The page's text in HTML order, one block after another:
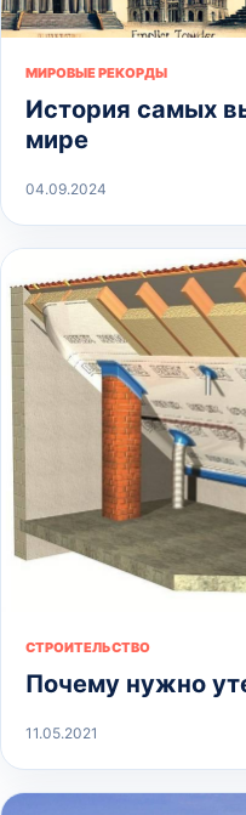
МИРОВЫЕ РЕКОРДЫ
История самых
мире
04.09.2024
СТРОИТЕЛЬСТВО
Почему нужно
11.05.2021